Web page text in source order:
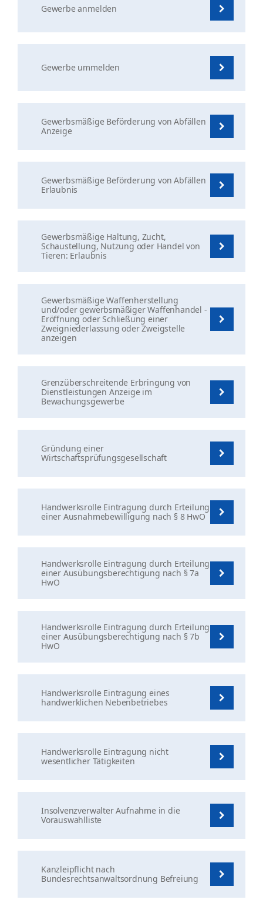
Gewerbe anmelden
Gewerbe ummelden
Gewerbsmäßige Beförderung von Abfällen
Anzeige
Gewerbsmäßige Beförderung von Abfällen
Erlaubnis
Gewerbsmäßige Haltung, Zucht,
Schaustellung, Nutzung oder Handel von
Tieren: Erlaubnis
Gewerbsmäßige Waffenherstellung
und/oder gewerbsmäßiger Waffenhandel -
Eröffnung oder Schließung einer
Zweigniederlassung oder Zweigstelle
anzeigen
Grenzüberschreitende Erbringung von
Dienstleistungen Anzeige im
Bewachungsgewerbe
Gründung einer
Wirtschaftsprüfungsgesellschaft
Handwerksrolle Eintragung durch Erteilung
einer Ausnahmebewilligung nach § 8 HwO
Handwerksrolle Eintragung durch Erteilung
einer Ausübungsberechtigung nach § 7a
HwO
Handwerksrolle Eintragung durch Erteilung
einer Ausübungsberechtigung nach § 7b
HwO
Handwerksrolle Eintragung eines
handwerklichen Nebenbetriebes
Handwerksrolle Eintragung nicht
wesentlicher Tätigkeiten
Insolvenzverwalter Aufnahme in die
Vorauswahlliste
Kanzleipflicht nach
Bundesrechtsanwaltsordnung Befreiung